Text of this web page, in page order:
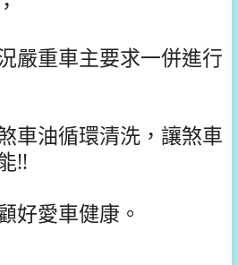
嚴重車主要求一併進行
車油循環清洗，讓煞車
!!
好愛車健康。